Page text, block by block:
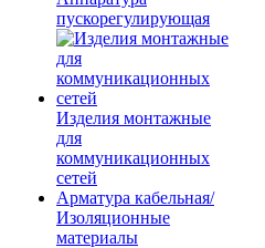
пускорегулирующая
Изделия монтажные
для
коммуникационных
сетей
Арматура кабельная/
Изоляционные
материалы